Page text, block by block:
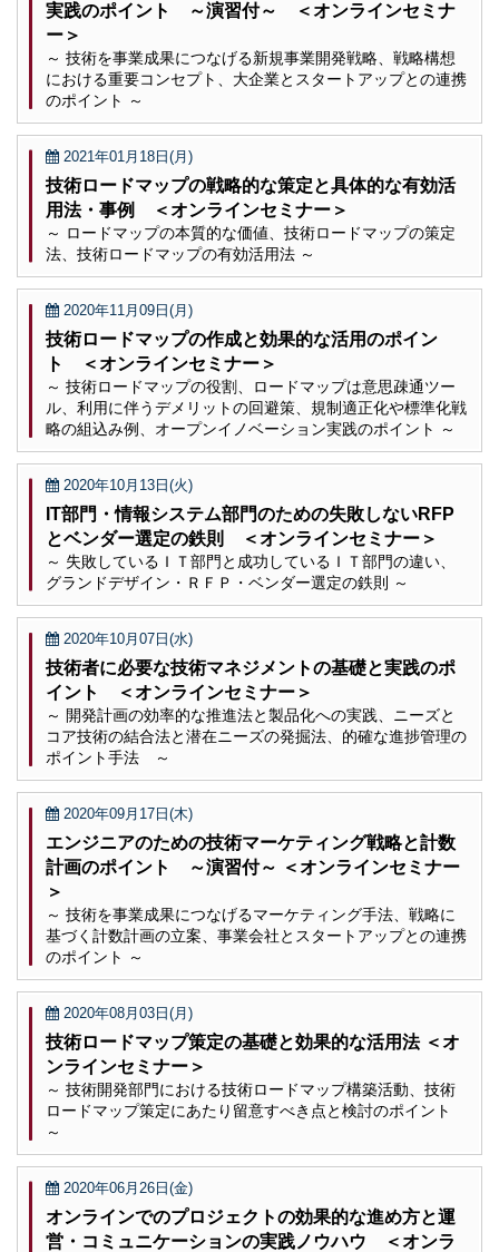
実践のポイント ～演習付～ ＜オンラインセミナ
ー＞
～ 技術を事業成果につなげる新規事業開発戦略、戦略構想
における重要コンセプト、大企業とスタートアップとの連携
のポイント ～
2021年01月18日(月)
技術ロードマップの戦略的な策定と具体的な有効活
用法・事例 ＜オンラインセミナー＞
～ ロードマップの本質的な価値、技術ロードマップの策定
法、技術ロードマップの有効活用法 ～
2020年11月09日(月)
技術ロードマップの作成と効果的な活用のポイン
ト ＜オンラインセミナー＞
～ 技術ロードマップの役割、ロードマップは意思疎通ツー
ル、利用に伴うデメリットの回避策、規制適正化や標準化戦
略の組込み例、オープンイノベーション実践のポイント ～
2020年10月13日(火)
IT部門・情報システム部門のための失敗しないRFP
とベンダー選定の鉄則 ＜オンラインセミナー＞
～ 失敗しているＩＴ部門と成功しているＩＴ部門の違い、
グランドデザイン・ＲＦＰ・ベンダー選定の鉄則 ～
2020年10月07日(水)
技術者に必要な技術マネジメントの基礎と実践のポ
イント ＜オンラインセミナー＞
～ 開発計画の効率的な推進法と製品化への実践、ニーズと
コア技術の結合法と潜在ニーズの発掘法、的確な進捗管理の
ポイント手法 ～
2020年09月17日(木)
エンジニアのための技術マーケティング戦略と計数
計画のポイント ～演習付～ ＜オンラインセミナー
＞
～ 技術を事業成果につなげるマーケティング手法、戦略に
基づく計数計画の立案、事業会社とスタートアップとの連携
のポイント ～
2020年08月03日(月)
技術ロードマップ策定の基礎と効果的な活用法 ＜オ
ンラインセミナー＞
～ 技術開発部門における技術ロードマップ構築活動、技術
ロードマップ策定にあたり留意すべき点と検討のポイント
～
2020年06月26日(金)
オンラインでのプロジェクトの効果的な進め方と運
営・コミュニケーションの実践ノウハウ ＜オンラ